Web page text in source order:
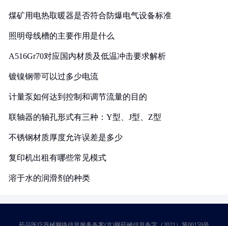
煤矿用电热取暖器是否符合防爆电气设备标准
照明母线槽的主要作用是什么
A516Gr70对应国内材质及低温冲击要求解析
镀镍钢带可以过多少电流
计量泵如何达到控制和调节流量的目的
联轴器的轴孔形式有三种：Y型、J型、Z型
不锈钢材质厚度允许误差是多少
复印机出租有哪些常见模式
溶于水的润滑剂的种类